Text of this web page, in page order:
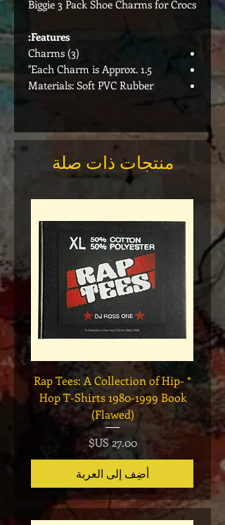
Biggie 3 Pack Shoe Charms for Crocs
Features:
(3) Charms
Each Charm is Approx. 1.5"
Materials: Soft PVC Rubber
منتجات ذات صلة
* Rap Tees: A Collection of Hip-
Hop T-Shirts 1980-1999 Book
(Flawed)
السعر‏27.00 US$
أضِف إلى العربة
7